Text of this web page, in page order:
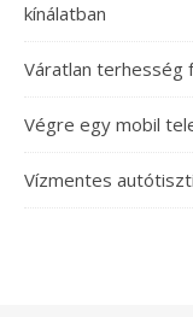
kínálatban
Váratlan terhesség
Végre egy mobil
Vízmentes